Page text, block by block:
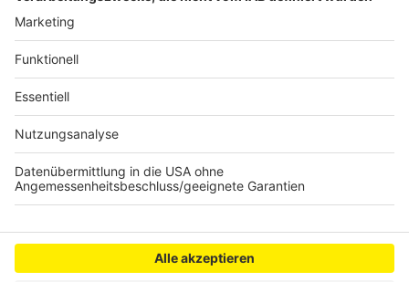
Anzeige